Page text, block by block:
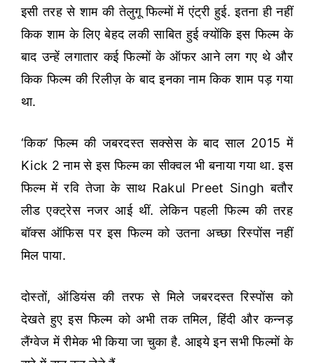
इसी तरह से शाम की तेलुगू फिल्मों में एंट्री हुई. इतना ही नहीं
किक शाम के लिए बेहद लकी साबित हुई क्योंकि इस फिल्म के
बाद उन्हें लगातार कई फिल्मों के ऑफर आने लग गए थे और
किक फिल्म की रिलीज़ के बाद इनका नाम किक शाम पड़ गया
था.
‘किक’ फिल्म की जबरदस्त सक्सेस के बाद साल 2015 में
Kick 2 नाम से इस फिल्म का सीक्वल भी बनाया गया था. इस
फिल्म में रवि तेजा के साथ Rakul Preet Singh बतौर
लीड एक्ट्रेस नजर आई थीं. लेकिन पहली फिल्म की तरह
बॉक्स ऑफिस पर इस फिल्म को उतना अच्छा रिस्पोंस नहीं
मिल पाया.
दोस्तों, ऑडियंस की तरफ से मिले जबरदस्त रिस्पोंस को
देखते हुए इस फिल्म को अभी तक तमिल, हिंदी और कन्नड़
लैंग्वेज में रीमेक भी किया जा चुका है. आइये इन सभी फिल्मों के